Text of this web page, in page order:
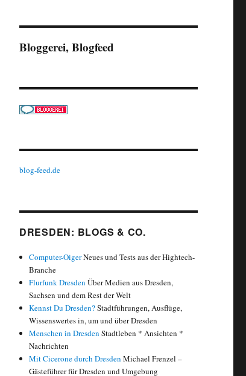
Bloggerei, Blogfeed
blog-feed.de
DRESDEN: BLOGS & CO.
Computer-OigerNeues und Tests aus der Hightech-
Branche
Flurfunk Dresden Über Medien aus Dresden,
Sachsen und dem Rest der Welt
Kennst Du Dresden?Stadtführungen, Ausflüge,
Wissenswertes in, um und über Dresden
Menschen in Dresden Stadtleben * Ansichten *
Nachrichten
Mit Cicerone durch Dresden Michael Frenzel –
Gästeführer für Dresden und Umgebung